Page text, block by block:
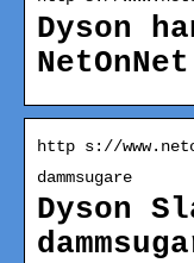
Dyson
NetOnNet
http s://
dammsugare
Dyson